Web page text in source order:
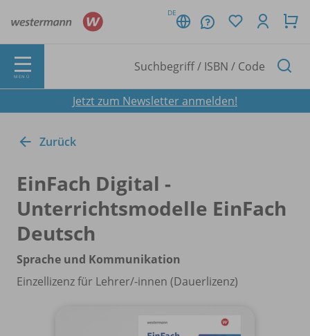
DE
MENÜ
Jetzt zum Newsletter anmelden!
Zurück
EinFach Digital -
Unterrichtsmodelle EinFach
Deutsch
Sprache und Kommunikation
Einzellizenz für Lehrer/-innen (Dauerlizenz)